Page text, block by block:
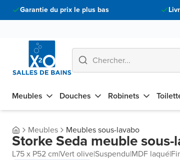
Garantie du prix le plus bas
Meubles Douches Robinets
Meubles Meubles sous-lavabo
Storke Seda meuble sous-
L75 x P52 cm|Vert olive|Suspendu|MDF laqué|